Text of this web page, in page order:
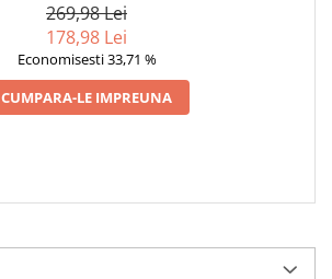
269,98 Lei
178,98 Lei
Economisesti 33,71 %
CUMPARA-LE IMPREUNA